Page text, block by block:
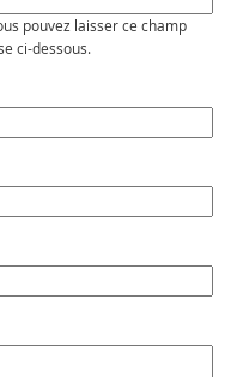
pouvez laisser ce champ
ci-dessous.